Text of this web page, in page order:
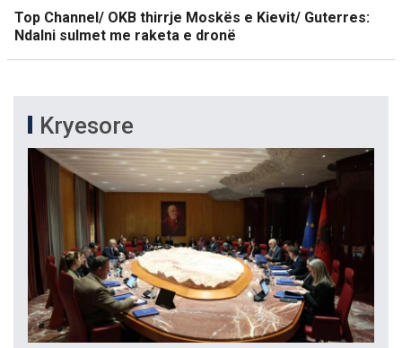
Top Channel/ OKB thirrje Moskës e Kievit/ Guterres:
Ndalni sulmet me raketa e dronë
Kryesore